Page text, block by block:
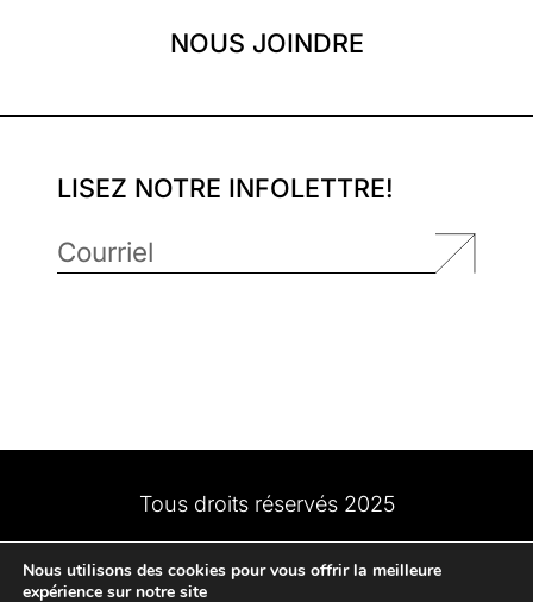
NOUS JOINDRE
LISEZ NOTRE INFOLETTRE!
Tous droits réservés 2025
Nous utilisons des cookies pour vous offrir la meilleure
expérience sur notre site